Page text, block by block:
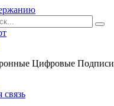
Цифровые Подписи
связь